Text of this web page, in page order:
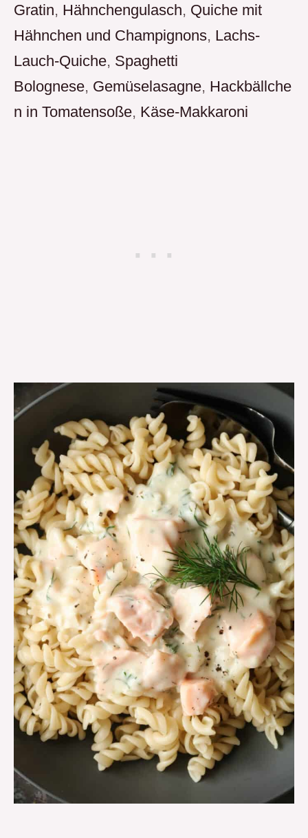
Gratin, Hähnchengulasch, Quiche mit
Hähnchen und Champignons, Lachs-
Lauch-Quiche, Spaghetti
Bolognese, Gemüselasagne, Hackbällche
n in Tomatensoße, Käse-Makkaroni